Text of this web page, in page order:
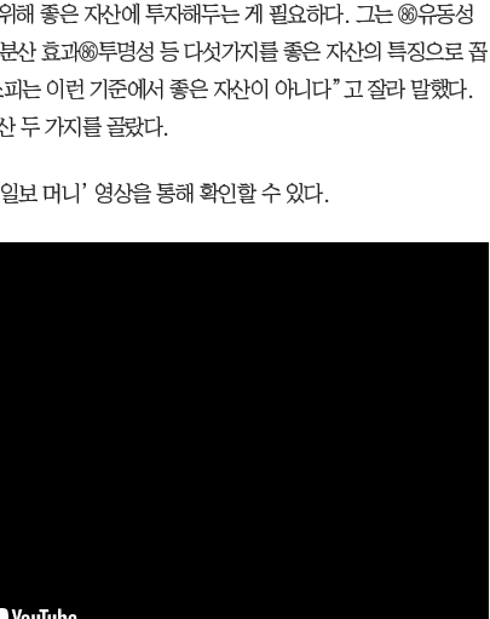
해 좋은 자산에 투자해두는 게 필요하다. 그는 유동성
효과투명성 등 다섯가지를 좋은 자산의 특징으로 꼽
는 이런 기준에서 좋은 자산이 아니다”고 잘라 말했다.
두 가지를 골랐다.
보 머니’ 영상을 통해 확인할 수 있다.